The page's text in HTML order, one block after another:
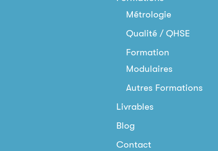
Métrologie
Qualité / QHSE
Formation
Modulaires
Autres Formations
Livrables
Blog
Contact